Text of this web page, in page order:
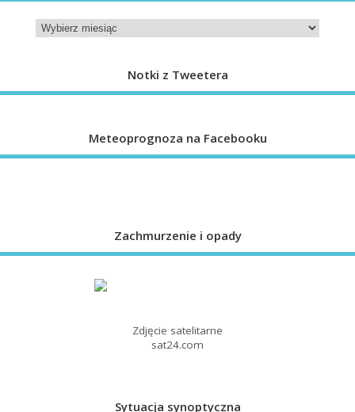
Notki z Tweetera
Meteoprognoza na Facebooku
Zachmurzenie i opady
Zdjęcie satelitarne
sat24.com
Sytuacja synoptyczna